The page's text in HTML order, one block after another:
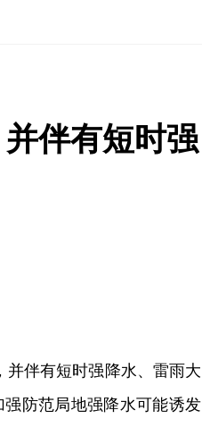
伴有短时强
并伴有短时强降水、雷雨大
防范局地强降水可能诱发